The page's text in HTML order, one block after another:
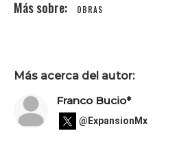
OBRAS
Más acerca del autor:
Franco Bucio*
@ExpansionMx